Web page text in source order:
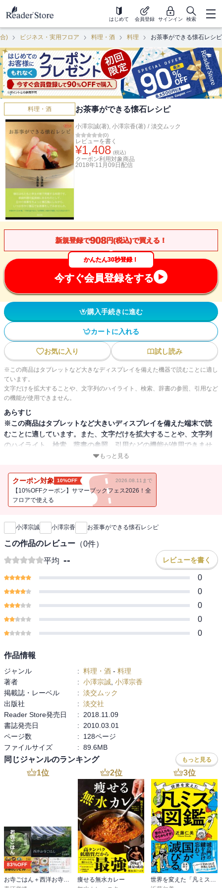
はじめて 会員登録 サインイン 検索
) ビジネス・実用フロア 料理・酒 料理 お茶事ができる懐石レシピ
料理・酒 お茶事ができる懐石レシピ
小澤宗誠(著), 小澤宗香(著) / 淡交ムック
(0)
レビューを書く
¥1,408 (税込)
クーポン利用対象商品
2018年11月09日 配信
新規登録で908円(税込)で買える！
かんたん30秒登録！
今すぐ会員登録をする
購入手続きに進む
カートに入れる
お気に入り 試し読み
※この商品はタブレットなど大きなディスプレイを備えた機器で読むことに適し
ています。
文字だけを拡大することや、文字列のハイライト、検索、辞書の参照、引用など
の機能が使用できません。
あらすじ
※この商品はタブレットなど大きいディスプレイを備えた端末で読
むことに適しています。また、文字だけを拡大することや、文字列
のハイライト、検索、辞書の参照、引用などの機能が使用できませ
茶道の懐石はもともと亭主が家で用意する料理です。家庭料理の延
長線上にあるものとして、日々の食事をちょっと懐石風にしなが
ら、いつか手作り懐石でお茶事をしてみませんか。60種の懐石料理
もっと見る
クーポン対象 10%OFF 2026.08.11まで
【10%OFFクーポン】サマーブックフェス2026！全
フロアで使える
新刊通知
小澤宗誠 小澤宗香 お茶事ができる懐石レシピ
この作品のレビュー （0件）
平均 -- レビューを書く
0
0
0
0
0
作品情報
ジャンル : 料理・酒 - 料理
著者
: 小澤宗誠 小澤宗香
掲載誌・レーベル
: 淡交ムック
出版社
: 淡交社
Reader Store発売日
:
2018.11.09
書誌発売日
:
2010.03.01
ページ数
:
128ページ
ファイルサイズ
: 89.6MB
同じジャンルのランキング もっと見る
1位
83%OFF
お寺ごはん＋西洋お寺ごはん 【2冊合本版】
2位
痩せる無水カレー
3位
世界を変えた「凡ミス」図鑑